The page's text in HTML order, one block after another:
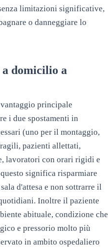
limitazioni significative,
o danneggiare lo
domicilio a
principale
i due spostamenti in
(uno per il montaggio,
pazienti allettati,
lavoratori con orari rigidi e
significa risparmiare
d'attesa e non sottrarre il
Inoltre il paziente
abituale, condizione che
e pressorio molto più
in ambito ospedaliero